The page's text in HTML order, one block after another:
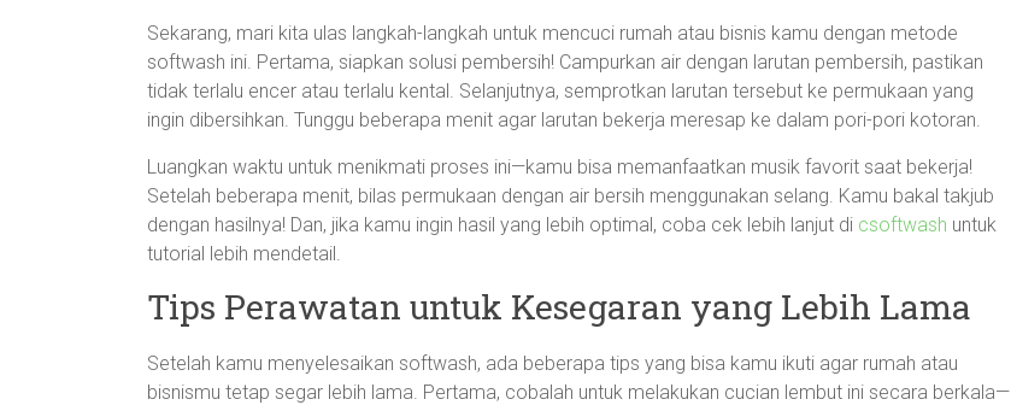
Sekarang, mari kita ulas langkah-langkah untuk mencuci rumah atau bisnis kamu dengan metode
softwash ini. Pertama, siapkan solusi pembersih! Campurkan air dengan larutan pembersih, pastikan
tidak terlalu encer atau terlalu kental. Selanjutnya, semprotkan larutan tersebut ke permukaan yang
ingin dibersihkan. Tunggu beberapa menit agar larutan bekerja meresap ke dalam pori-pori kotoran.
Luangkan waktu untuk menikmati proses ini—kamu bisa memanfaatkan musik favorit saat bekerja!
Setelah beberapa menit, bilas permukaan dengan air bersih menggunakan selang. Kamu bakal takjub
dengan hasilnya! Dan, jika kamu ingin hasil yang lebih optimal, coba cek lebih lanjut di csoftwash untuk
tutorial lebih mendetail.
Tips Perawatan untuk Kesegaran yang Lebih Lama
Setelah kamu menyelesaikan softwash, ada beberapa tips yang bisa kamu ikuti agar rumah atau
bisnismu tetap segar lebih lama. Pertama, cobalah untuk melakukan cucian lembut ini secara berkala—